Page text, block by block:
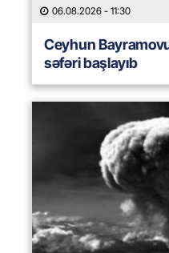
06.08.2026 - 11:30
Ceyhun
səfəri başlayıb